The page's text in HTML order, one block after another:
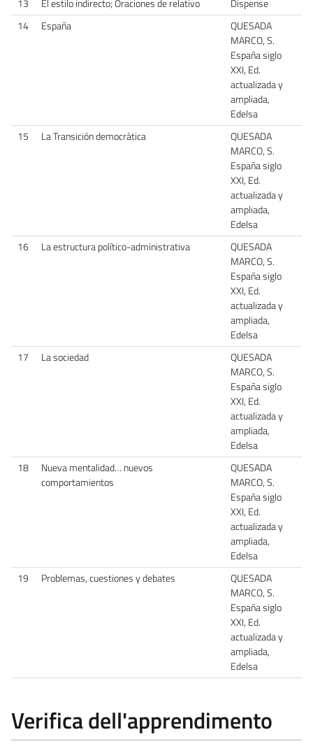
13 El estilo indirecto; Oraciones de relativo
Dispense
14
España
QUESADA
MARCO, S.
España siglo
XXI, Ed.
actualizada y
ampliada,
Edelsa
15
La Transición democrática
QUESADA
MARCO, S.
España siglo
XXI, Ed.
actualizada y
ampliada,
Edelsa
16
La estructura político-administrativa
QUESADA
MARCO, S.
España siglo
XXI, Ed.
actualizada y
ampliada,
Edelsa
17
La sociedad
QUESADA
MARCO, S.
España siglo
XXI, Ed.
actualizada y
ampliada,
Edelsa
18
Nueva mentalidad… nuevos
comportamientos
QUESADA
MARCO, S.
España siglo
XXI, Ed.
actualizada y
ampliada,
Edelsa
19
Problemas, cuestiones y debates
QUESADA
MARCO, S.
España siglo
XXI, Ed.
actualizada y
ampliada,
Edelsa
Verifica dell'apprendimento